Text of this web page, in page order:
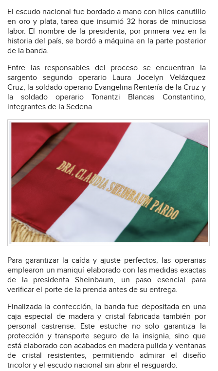
El escudo nacional fue bordado a mano con hilos canutillo
en oro y plata, tarea que insumió 32 horas de minuciosa
labor. El nombre de la presidenta, por primera vez en la
historia del país, se bordó a máquina en la parte posterior
de la banda.
Entre las responsables del proceso se encuentran la
sargento segundo operario Laura Jocelyn Velázquez
Cruz, la soldado operario Evangelina Rentería de la Cruz y
la soldado operario Tonantzi Blancas Constantino,
integrantes de la Sedena.
Para garantizar la caída y ajuste perfectos, las operarias
emplearon un maniquí elaborado con las medidas exactas
de la presidenta Sheinbaum, un paso esencial para
verificar el porte de la prenda antes de su entrega.
Finalizada la confección, la banda fue depositada en una
caja especial de madera y cristal fabricada también por
personal castrense. Este estuche no solo garantiza la
protección y transporte seguro de la insignia, sino que
está elaborado con acabados en madera pulida y ventanas
de cristal resistentes, permitiendo admirar el diseño
tricolor y el escudo nacional sin abrir el resguardo.